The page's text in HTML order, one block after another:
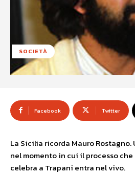
SOCIETÀ
Facebook Twitter
La Sicilia ricorda Mauro
nel momento in cui il processo
celebra a Trapani entra nel vivo.